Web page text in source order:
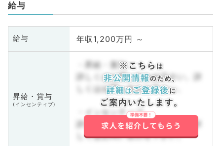
給与
給与 年収1,200万円 ～
昇給・賞与
(インセンティブ)
・昇給・賞与
詳しくはお問い合わせ下さい。詳
しくはお問い合わせ下さい。
・インセンティブ
詳しくはお問い合わせ下さい。詳
しくはお問い合わせ下さい。